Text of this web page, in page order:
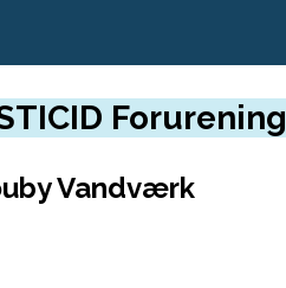
Forurening
Vandværk